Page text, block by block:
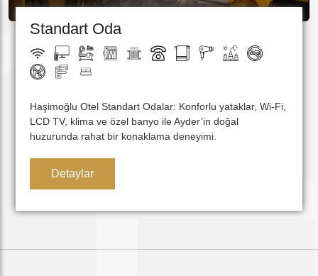
Standart Oda
Haşimoğlu Otel Standart Odalar: Konforlu yataklar, Wi-Fi,
LCD TV, klima ve özel banyo ile Ayder’in doğal
huzurunda rahat bir konaklama deneyimi.
Detaylar